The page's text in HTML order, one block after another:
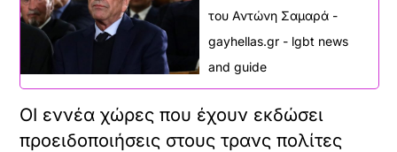
του Αντώνη Σαμαρά -
gayhellas.gr - lgbt news
and guide
ΟΙ εννέα χώρες που έχουν εκδώσει
προειδοποιήσεις στους τρανς πολίτες